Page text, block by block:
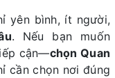
yên bình, ít người,
. Nếu bạn muốn
cận—chọn Quan
cần chọn nơi đúng